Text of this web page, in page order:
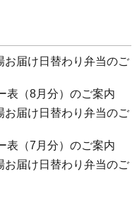
お届け日替わり弁当のご
表（8月分）のご案内
お届け日替わり弁当のご
表（7月分）のご案内
お届け日替わり弁当のご